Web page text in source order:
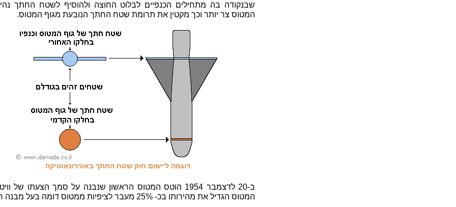
שבנקודה בה מתחילים הכנפיים לבלוט החוצה ולהוסיף לשטח החתך
המטוס צר יותר וכך מקטין את תרומת שטח החתך הנובעת מגוף המטוס.
דוגמה ליישום חוק שטח החתך באווירונאוטיקה
ב-20 לדצמבר 1954 הוטס המטוס הראשון שנבנה על סמך הצעתו של
המטוס הגדיל את מהירותו בכ- 25% מעבר לציפיות ממטוס דומה בעל מבנה רגיל.